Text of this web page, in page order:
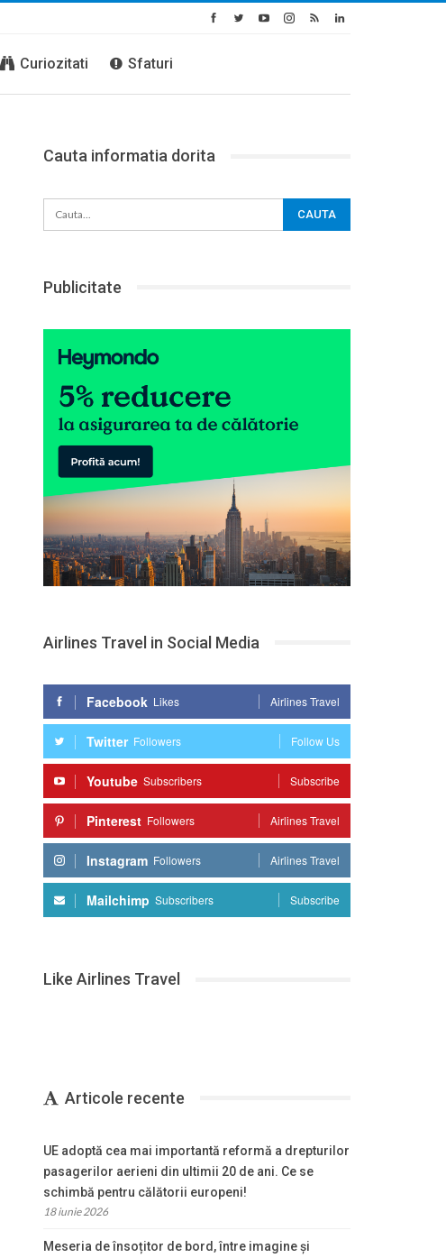
Curiozitati Sfaturi
Cauta informatia dorita
Publicitate
Airlines Travel in Social Media
Facebook Likes Airlines Travel
Twitter Followers Follow Us
Youtube Subscribers Subscribe
Pinterest Followers Airlines Travel
Instagram Followers Airlines Travel
Mailchimp Subscribers Subscribe
Like Airlines Travel
Articole recente
UE adoptă cea mai importantă reformă a drepturilor
pasagerilor aerieni din ultimii 20 de ani. Ce se
schimbă pentru călătorii europeni!
18 iunie 2026
Meseria de însoțitor de bord, între imagine și